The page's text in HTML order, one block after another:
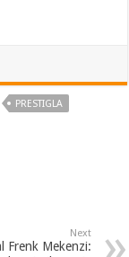
PRESTIGLA
Next
Frenk Mekenzi: